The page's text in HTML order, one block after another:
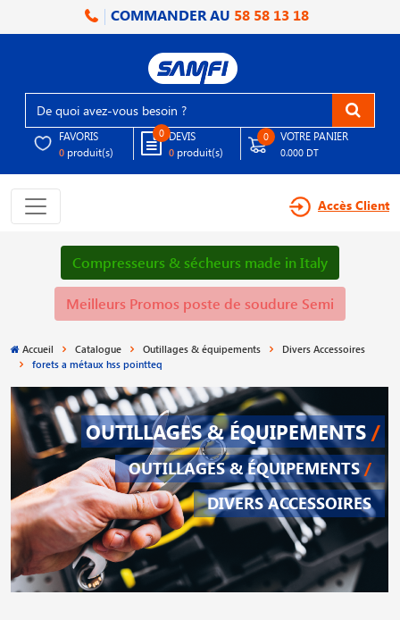
COMMANDER AU 58 58 13 18
FAVORIS
0 produit(s)
0 DEVIS
0 produit(s)
0 VOTRE PANIER
0.000 DT
Accès Client
Compresseurs & sécheurs made in Italy
Meilleurs Promos poste de soudure Semi
Accueil Catalogue Outillages & équipements
Divers Accessoires
forets a métaux hss pointteq
OUTILLAGES & ÉQUIPEMENTS /
OUTILLAGES & ÉQUIPEMENTS /
DIVERS ACCESSOIRES